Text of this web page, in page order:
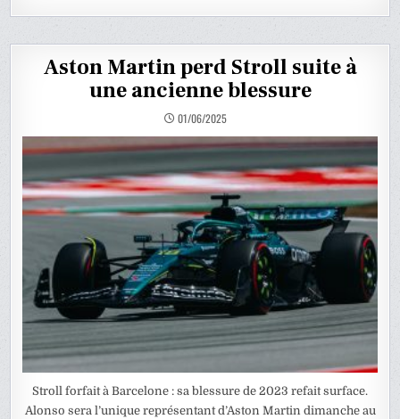
Aston Martin perd Stroll suite à
une ancienne blessure
01/06/2025
Stroll forfait à Barcelone : sa blessure de 2023 refait surface.
Alonso sera l’unique représentant d’Aston Martin dimanche au